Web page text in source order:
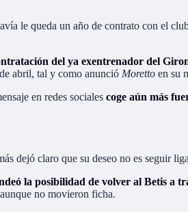
le queda un año de contrato con el
del ya exentrenador del
abril, tal y como anunció Moretto en su
en redes sociales coge aún más
dejó claro que su deseo no es seguir
la posibilidad de volver al Betis a
no movieron ficha.